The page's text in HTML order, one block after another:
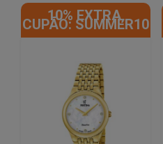
10% EXTRA,
CUPÃO: SUMMER10